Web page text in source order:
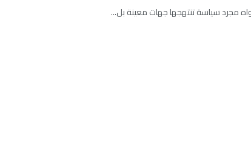
مجرد سياسة تنتهجها جهات معينة بل...